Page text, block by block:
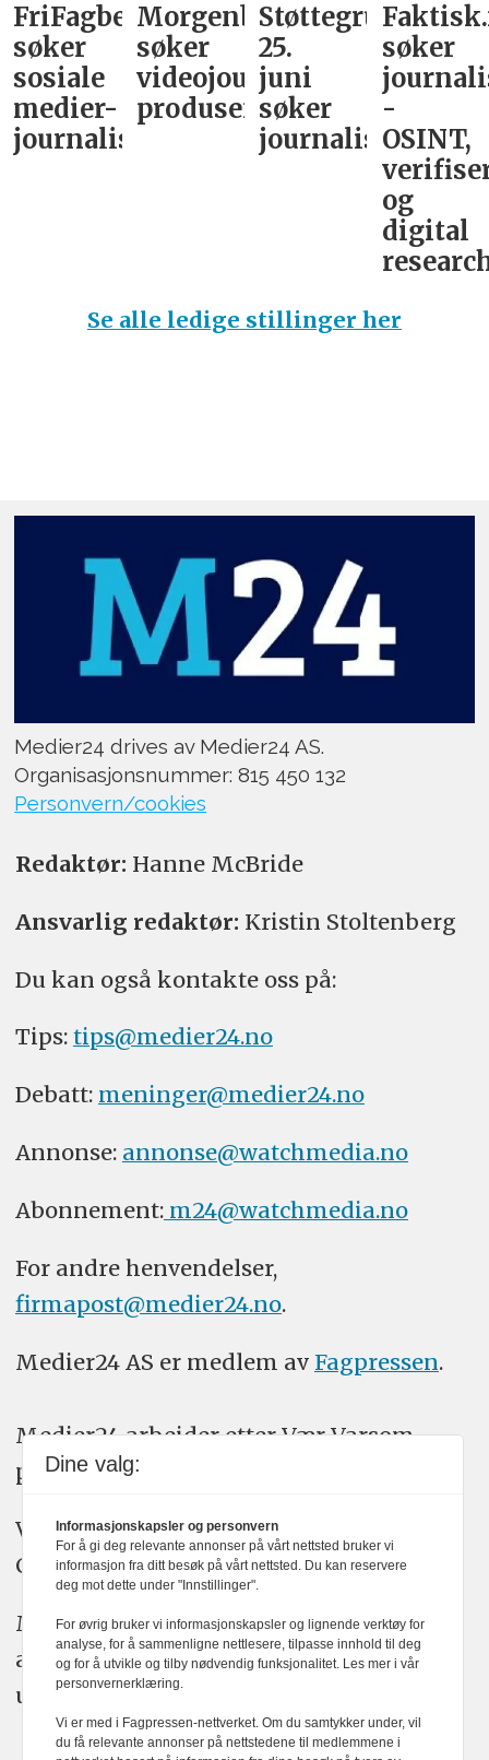
FriFagbevegelse
søker
sosiale
medier-
journalist
Morgenbladet
søker
videojournalist/podkast-
produsent
Støttegruppa
25.
juni
søker
journalist
søker
-
OSINT,
og
digital
Se alle ledige stillinger her
Medier24 drives av Medier24 AS.
Organisasjonsnummer: 815 450 132
Personvern/cookies
Redaktør: Hanne McBride
Ansvarlig redaktør: Kristin Stoltenberg
Du kan også kontakte oss på:
Tips: tips@medier24.no
Debatt: meninger@medier24.no
Annonse: annonse@watchmedia.no
Abonnement:m24@watchmedia.no
For andre henvendelser,
firmapost@medier24.no.
Medier24 AS er medlem av Fagpressen.
Medier24 arbeider etter Vær Varsom-
plakatens regler for god presseskikk.
Vi bruker KI-verktøy som ChatGPT,
Claude, og Gemini i journalistikken vår.
Medier24s redaksjon har alltid det fulle
ansvar for publisert innhold, med eller
uten bruk av kunstig intelligens.
Dine valg:
Informasjonskapsler og personvern
For å gi deg relevante annonser på vårt nettsted bruker vi
informasjon fra ditt besøk på vårt nettsted. Du kan reservere
deg mot dette under "Innstillinger".
For øvrig bruker vi informasjonskapsler og lignende verktøy for
analyse, for å sammenligne nettlesere, tilpasse innhold til deg
og for å utvikle og tilby nødvendig funksjonalitet. Les mer i vår
personvernerklæring.
Vi er med i Fagpressen-nettverket. Om du samtykker under, vil
du få relevante annonser på nettstedene til medlemmene i